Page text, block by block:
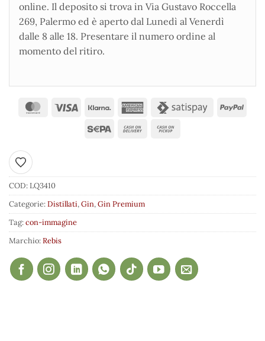
online. Il deposito si trova in Via Gustavo Roccella
269, Palermo ed è aperto dal Lunedì al Venerdì
dalle 8 alle 18. Presentare il numero ordine al
momento del ritiro.
Aggiungi ai preferiti
COD:LQ3410
Categorie:Distillati,Gin,Gin Premium
Tag:con-immagine
Marchio:Rebis